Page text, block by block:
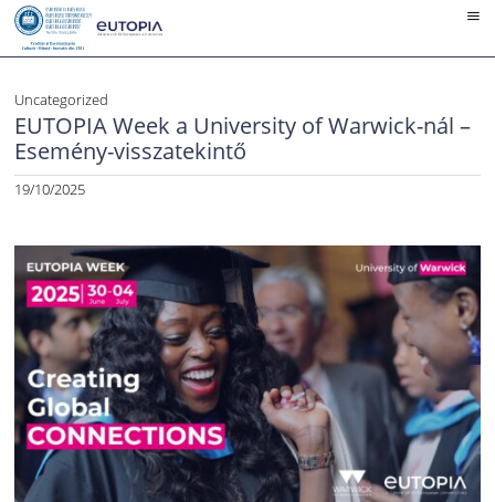
Skip
content
Uncategorized
EUTOPIA Week a University of Warwick-nál –
Esemény-visszatekintő
19/10/2025